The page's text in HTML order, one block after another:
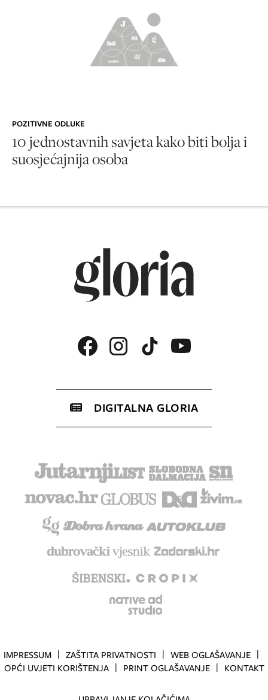
POZITIVNE ODLUKE
10 jednostavnih savjeta kako biti bolja i
suosjećajnija osoba
DIGITALNA GLORIA
IMPRESSUM ZAŠTITA PRIVATNOSTI
WEB OGLAŠAVANJE
OPĆI UVJETI KORIŠTENJA
PRINT OGLAŠAVANJE KONTAKT